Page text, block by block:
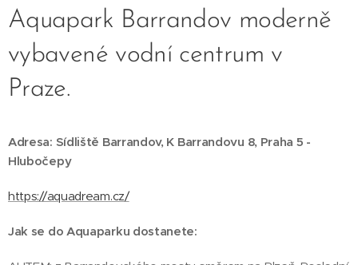
Aquapark Barrandov moderně
vybavené vodní centrum v
Praze.
Adresa: Sídliště Barrandov, K Barrandovu 8, Praha 5 -
Hlubočepy
https://aquadream.cz/
Jak se do Aquaparku dostanete: